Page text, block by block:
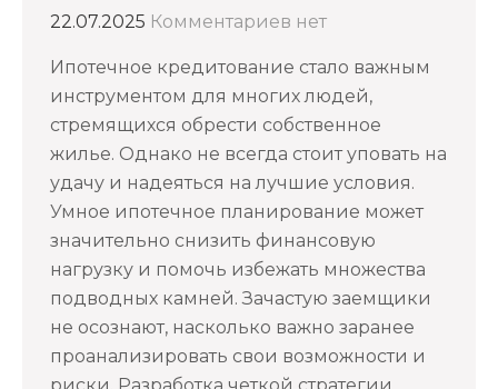
22.07.2025 Комментариев нет
Ипотечное кредитование стало важным
инструментом для многих людей,
стремящихся обрести собственное
жилье. Однако не всегда стоит уповать на
удачу и надеяться на лучшие условия.
Умное ипотечное планирование может
значительно снизить финансовую
нагрузку и помочь избежать множества
подводных камней. Зачастую заемщики
не осознают, насколько важно заранее
проанализировать свои возможности и